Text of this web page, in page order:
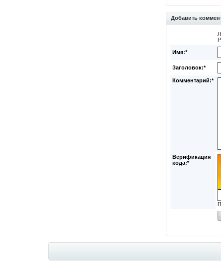
Добавить
Имя:*
Заголовок:*
Комментарий:*
Верификация
кода:*